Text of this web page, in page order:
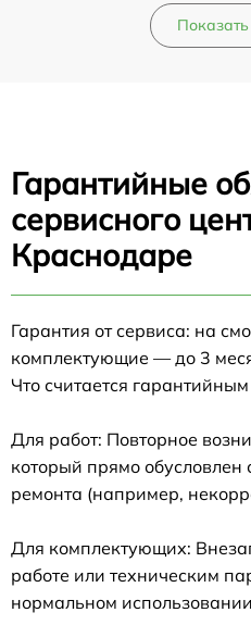
Гарантийные
сервисного
Краснодаре
Гарантия от сервиса: на
комплектующие — до 3
Что считается
Для работ: Повторное
который прямо обусловлен
ремонта (например,
Для комплектующих:
работе или техническим
нормальном